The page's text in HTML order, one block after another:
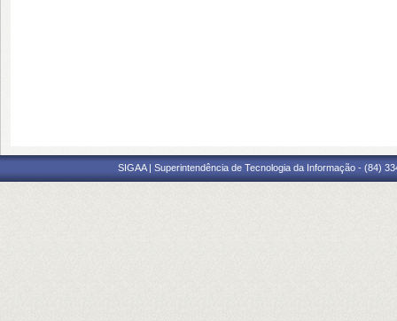
SIGAA | Superintendência de Tecnologia da Informação - (84)